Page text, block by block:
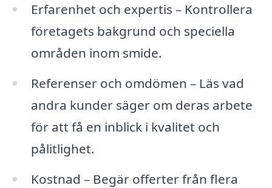
Erfarenhet och expertis – Kontrollera
företagets bakgrund och speciella
områden inom smide.
Referenser och omdömen – Läs vad
andra kunder säger om deras arbete
för att få en inblick i kvalitet och
pålitlighet.
Kostnad – Begär offerter från flera